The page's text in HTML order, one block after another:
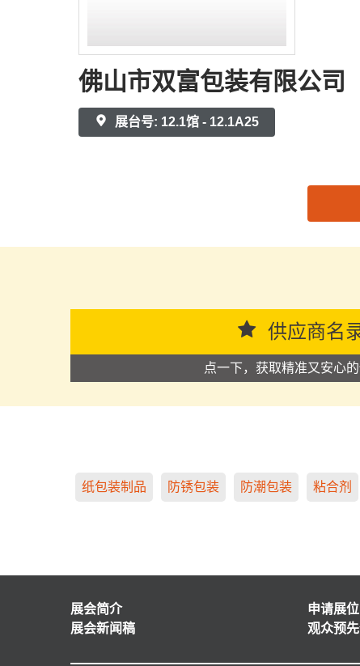
佛山市双富包装有限公司
展台号: 12.1馆 - 12.1A25
供应商名
点一下，获取精准又安心
纸包装制品 防锈包装 防潮包装 粘合剂
展会简介
展会新闻稿
申请展位
观众预